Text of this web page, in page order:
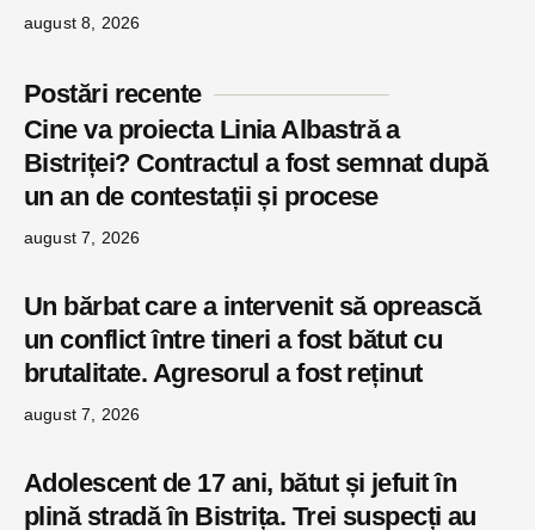
august 8, 2026
Postări recente
Cine va proiecta Linia Albastră a
Bistriței? Contractul a fost semnat după
un an de contestații și procese
august 7, 2026
Un bărbat care a intervenit să oprească
un conflict între tineri a fost bătut cu
brutalitate. Agresorul a fost reținut
august 7, 2026
Adolescent de 17 ani, bătut și jefuit în
plină stradă în Bistrița. Trei suspecți au